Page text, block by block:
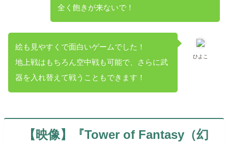
全く飽きが来ないで！
ひよこ
絵も見やすくで面白いゲームでした！
地上戦はもちろん空中戦も可能で、さらに武
器を入れ替えて戦うこともできます！
【映像】『Tower of Fantasy（幻